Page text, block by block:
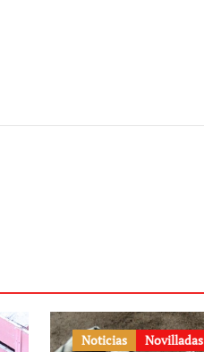
Noticias Novilladas